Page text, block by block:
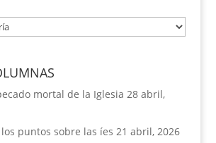
mortal de la Iglesia 28 abril,
puntos sobre las íes 21 abril, 2026